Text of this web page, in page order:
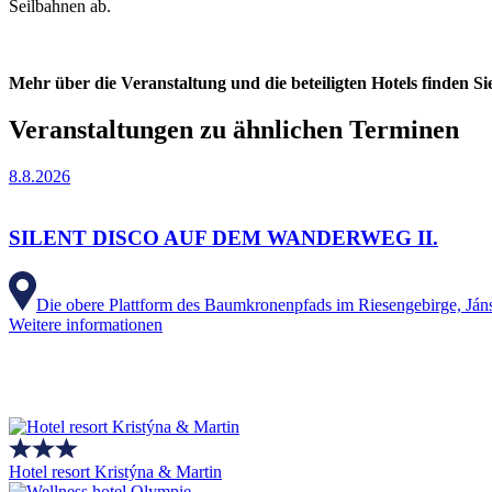
Seilbahnen ab.
Mehr über die Veranstaltung und die beteiligten Hotels finden
Veranstaltungen zu ähnlichen Terminen
8.8.2026
SILENT DISCO AUF DEM WANDERWEG II.
Die obere Plattform des Baumkronenpfads im Riesengebirge,
Weitere informationen
Hotel resort Kristýna & Martin